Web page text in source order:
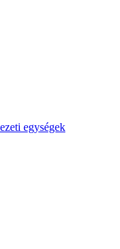
egységek